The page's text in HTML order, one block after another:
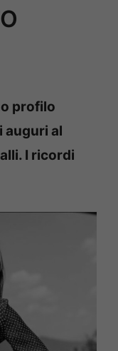
profilo
auguri al
I ricordi